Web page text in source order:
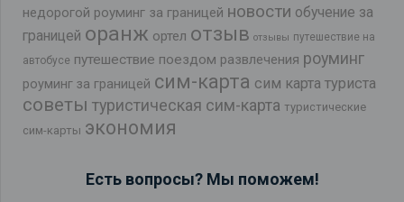
недорогой роуминг за границей новости обучение за
границей оранж ортел отзыв отзывы путешествие на
автобусе путешествие поездом развлечения роуминг
роуминг за границей сим-карта сим карта туриста
советы туристическая сим-карта туристические
сим-карты экономия
Есть вопросы? Мы поможем!